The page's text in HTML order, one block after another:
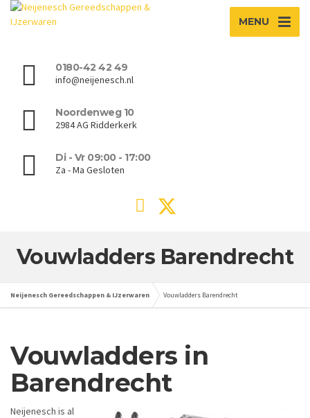
MENU
0180-42 42 49
info@neijenesch.nl
Noordenweg 10
2984 AG Ridderkerk
Di - Vr 09:00 - 17:00
Za - Ma Gesloten
Vouwladders Barendrecht
Neijenesch Gereedschappen & IJzerwaren Vouwladders Barendrecht
Vouwladders in
Barendrecht
Neijenesch is al